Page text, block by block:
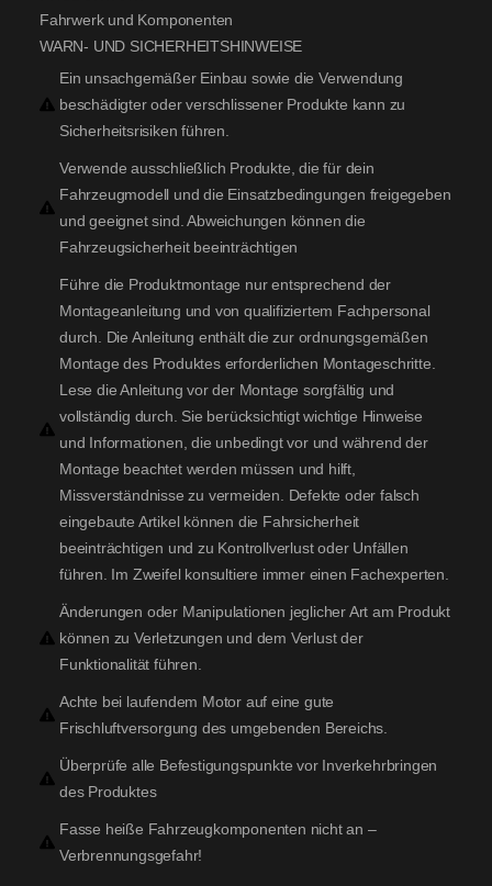
Fahrwerk und Komponenten
WARN- UND SICHERHEITSHINWEISE
Ein unsachgemäßer Einbau sowie die Verwendung
beschädigter oder verschlissener Produkte kann zu
Sicherheitsrisiken führen.
Verwende ausschließlich Produkte, die für dein
Fahrzeugmodell und die Einsatzbedingungen freigegeben
und geeignet sind. Abweichungen können die
Fahrzeugsicherheit beeinträchtigen
Führe die Produktmontage nur entsprechend der
Montageanleitung und von qualifiziertem Fachpersonal
durch. Die Anleitung enthält die zur ordnungsgemäßen
Montage des Produktes erforderlichen Montageschritte.
Lese die Anleitung vor der Montage sorgfältig und
vollständig durch. Sie berücksichtigt wichtige Hinweise
und Informationen, die unbedingt vor und während der
Montage beachtet werden müssen und hilft,
Missverständnisse zu vermeiden. Defekte oder falsch
eingebaute Artikel können die Fahrsicherheit
beeinträchtigen und zu Kontrollverlust oder Unfällen
führen. Im Zweifel konsultiere immer einen Fachexperten.
Änderungen oder Manipulationen jeglicher Art am Produkt
können zu Verletzungen und dem Verlust der
Funktionalität führen.
Achte bei laufendem Motor auf eine gute
Frischluftversorgung des umgebenden Bereichs.
Überprüfe alle Befestigungspunkte vor Inverkehrbringen
des Produktes
Fasse heiße Fahrzeugkomponenten nicht an –
Verbrennungsgefahr!